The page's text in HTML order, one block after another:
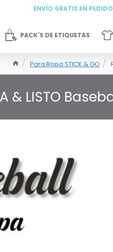
ENVÍO GRATIS EN
PACK´S DE ETIQUETAS
Para Ropa STICK & GO
& LISTO